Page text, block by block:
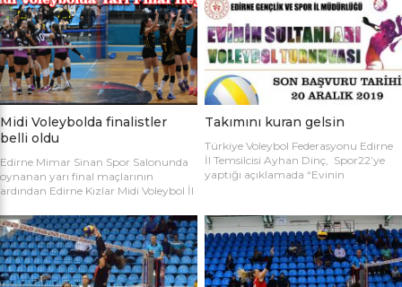
Midi Voleybolda finalistler
belli oldu
Edirne Mimar Sinan Spor Salonunda
oynanan yarı final maçlarının
ardından Edirne Kızlar Midi Voleybol İl
oynamaya hak kazanan takımlar
belirlendi. İlk oynanan yarı final
maçında Atletik Trakya takımını 25-
17, 25-7 ve 25-20’lik setlerle 3-0
mağlup eden Keşan Yıldızı takımı
Takımını kuran gelsin
Türkiye Voleybol Federasyonu Edirne
İl Temsilcisi Ayhan Dinç, Spor22’ye
yaptığı açıklamada “Evinin
Temsilciliği olarak “Evinin Sultanları”
ismiyle Kadın Voleybol Turnuvası
organize ediliyor. 18 yaşını doldurmuş
tüm kadınların katılımına açık olan
turnuvaya katılım için takım